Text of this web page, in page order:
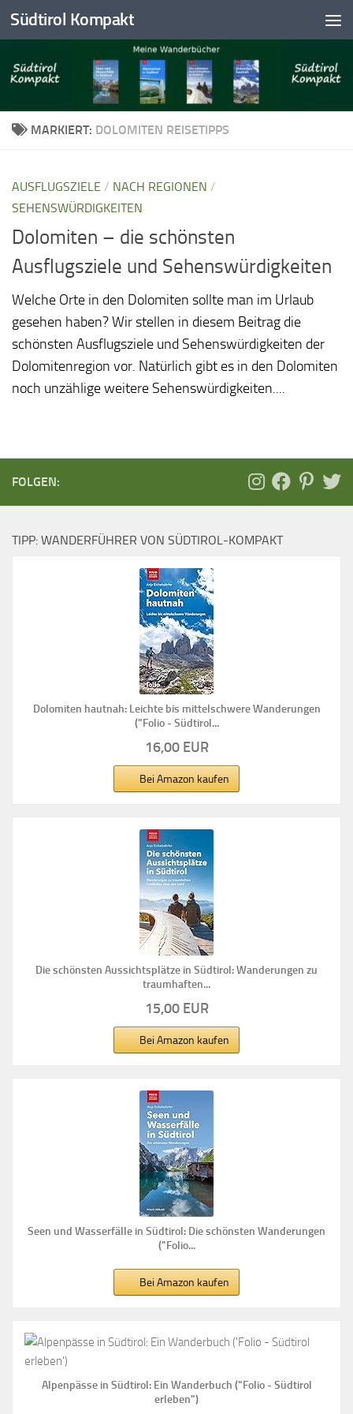
Skip to content
Südtirol Kompakt
MARKIERT: DOLOMITEN REISETIPPS
AUSFLUGSZIELE / NACH REGIONEN /
SEHENSWÜRDIGKEITEN
Dolomiten – die schönsten
Ausflugsziele und Sehenswürdigkeiten
Welche Orte in den Dolomiten sollte man im Urlaub
gesehen haben? Wir stellen in diesem Beitrag die
schönsten Ausflugsziele und Sehenswürdigkeiten der
Dolomitenregion vor. Natürlich gibt es in den Dolomiten
noch unzählige weitere Sehenswürdigkeiten....
FOLGEN:
TIPP: WANDERFÜHRER VON SÜDTIROL-KOMPAKT
Dolomiten hautnah: Leichte bis mittelschwere Wanderungen
("Folio - Südtirol...
16,00 EUR
Bei Amazon kaufen
Die schönsten Aussichtsplätze in Südtirol: Wanderungen zu
traumhaften...
15,00 EUR
Bei Amazon kaufen
Seen und Wasserfälle in Südtirol: Die schönsten Wanderungen
("Folio...
Bei Amazon kaufen
Alpenpässe in Südtirol: Ein Wanderbuch ("Folio - Südtirol
erleben")